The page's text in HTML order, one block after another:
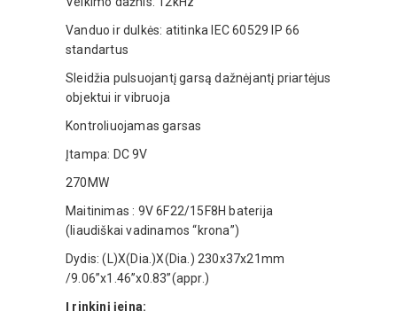
Vanduo ir dulkės: atitinka IEC 60529 IP 66
standartus
Sleidžia pulsuojantį garsą dažnėjantį priartėjus
objektui ir vibruoja
Kontroliuojamas garsas
Įtampa: DC 9V
270MW
Maitinimas : 9V 6F22/15F8H baterija
(liaudiškai vadinamos “krona”)
Dydis: (L)X(Dia.)X(Dia.) 230x37x21mm
/9.06”x1.46”x0.83”(appr.)
Į rinkinį įeina: